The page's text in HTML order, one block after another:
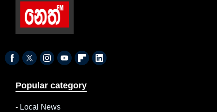
Popular category
- Local News